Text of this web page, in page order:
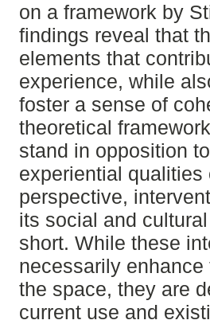
on a framework by
findings reveal that
elements that
experience, while
foster a sense of
theoretical
stand in opposition
experiential qualities
perspective,
its social and
short. While these
necessarily
the space, they are
current use and